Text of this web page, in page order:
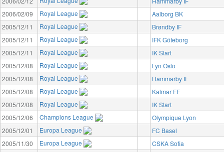
2006/02/09
Royal League
Aalborg BK
2005/12/11
Royal League
Brøndby IF
2005/12/11
Royal League
IFK Göteborg
2005/12/11
Royal League
IK Start
2005/12/08
Royal League
Lyn Oslo
2005/12/08
Royal League
Hammarby IF
2005/12/08
Royal League
Kalmar FF
2005/12/08
Royal League
IK Start
2005/12/06
Champions League
Olympique Lyon
2005/12/01
Europa League
FC Basel
2005/11/30
Europa League
CSKA Sofia